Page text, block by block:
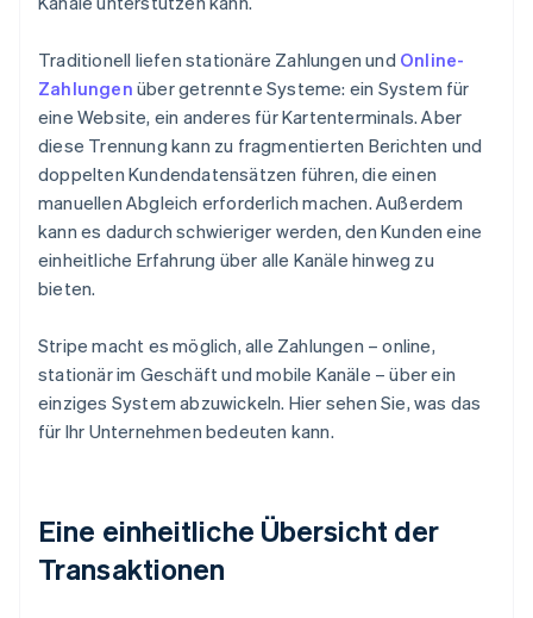
Traditionell liefen stationäre Zahlungen und Online-
Zahlungen über getrennte Systeme: ein System für
eine Website, ein anderes für Kartenterminals. Aber
diese Trennung kann zu fragmentierten Berichten und
doppelten Kundendatensätzen führen, die einen
manuellen Abgleich erforderlich machen. Außerdem
kann es dadurch schwieriger werden, den Kunden eine
einheitliche Erfahrung über alle Kanäle hinweg zu
bieten.
Stripe macht es möglich, alle Zahlungen – online,
stationär im Geschäft und mobile Kanäle – über ein
einziges System abzuwickeln. Hier sehen Sie, was das
für Ihr Unternehmen bedeuten kann.
Eine einheitliche Übersicht der
Transaktionen